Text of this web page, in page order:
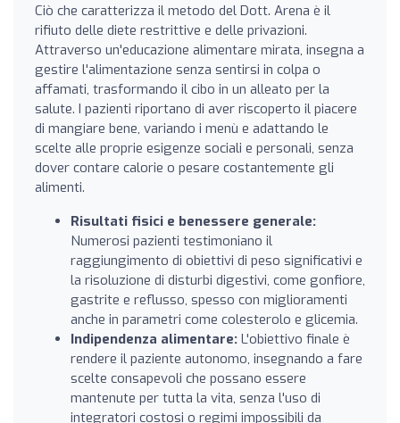
Ciò che caratterizza il metodo del Dott. Arena è il
rifiuto delle diete restrittive e delle privazioni.
Attraverso un'educazione alimentare mirata, insegna a
gestire l'alimentazione senza sentirsi in colpa o
affamati, trasformando il cibo in un alleato per la
salute. I pazienti riportano di aver riscoperto il piacere
di mangiare bene, variando i menù e adattando le
scelte alle proprie esigenze sociali e personali, senza
dover contare calorie o pesare costantemente gli
alimenti.
Risultati fisici e benessere generale:
Numerosi pazienti testimoniano il
raggiungimento di obiettivi di peso significativi e
la risoluzione di disturbi digestivi, come gonfiore,
gastrite e reflusso, spesso con miglioramenti
anche in parametri come colesterolo e glicemia.
Indipendenza alimentare: L'obiettivo finale è
rendere il paziente autonomo, insegnando a fare
scelte consapevoli che possano essere
mantenute per tutta la vita, senza l'uso di
integratori costosi o regimi impossibili da